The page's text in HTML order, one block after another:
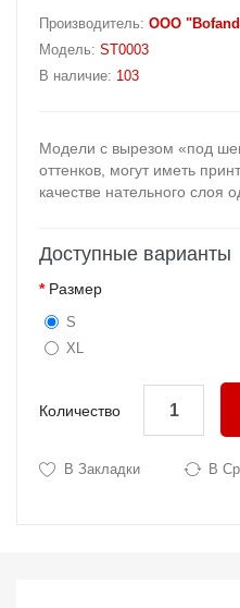
Производитель: OOO
Модель: ST0003
В наличие: 103
Модели с вырезом «под
оттенков, могут иметь
качестве нательного слоя
Доступные варианты
Размер
S
XL
Количество
В Закладки В